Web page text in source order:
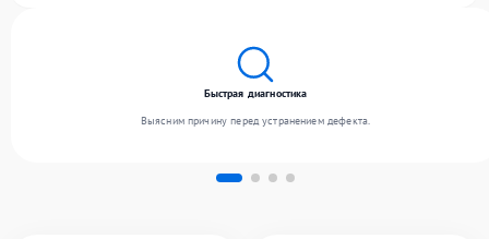
Быстрая диагностика
Выясним причину перед устранением дефекта.